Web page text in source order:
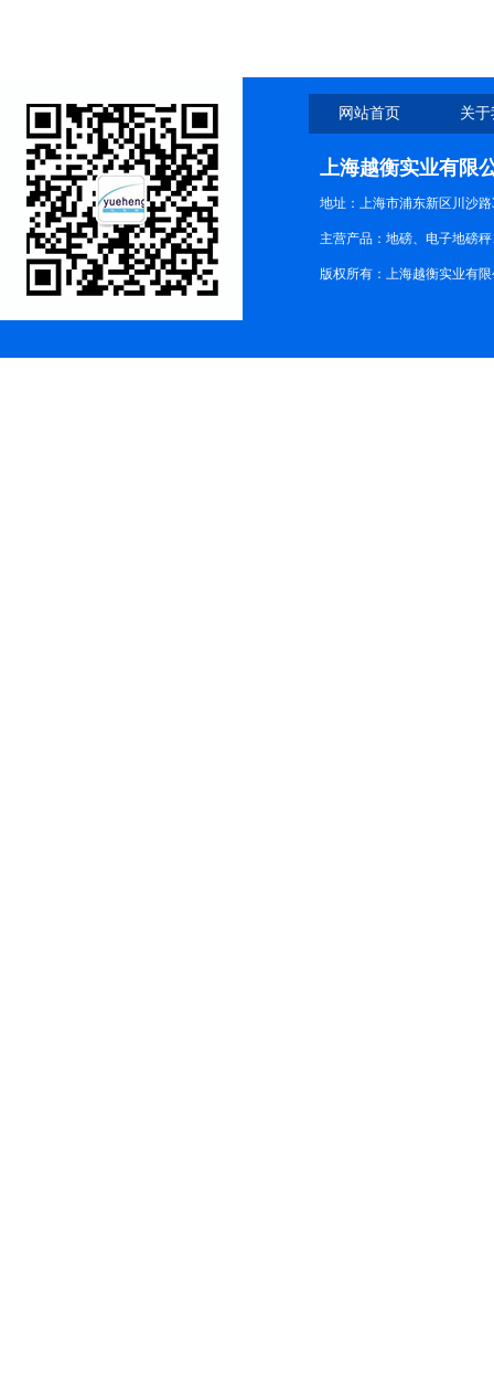
网站首页 关
上海越衡实业有限
地址：上海市浦东新区川沙路
主营产品：地磅、电子地磅
版权所有：上海越衡实业有